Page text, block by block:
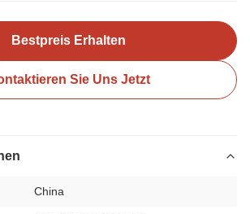
Bestpreis Erhalten
Sie Uns Jetzt
China